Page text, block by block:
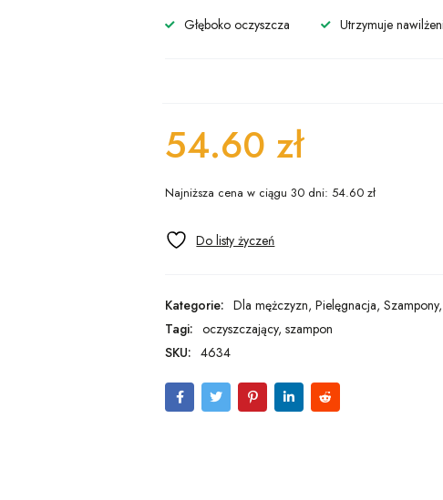
Głęboko oczyszcza Utrzymuje
54.60zł
Najniższa cena w ciągu 30 dni:54.60zł
Kategorie: Dla mężczyzn,Pielęgnacja,Szampony
Tagi: oczyszczający,szampon
SKU: 4634